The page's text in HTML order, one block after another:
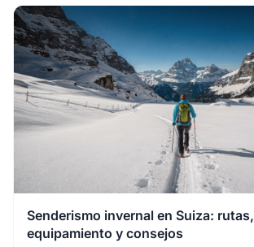
Senderismo invernal en Suiza: rutas,
equipamiento y consejos